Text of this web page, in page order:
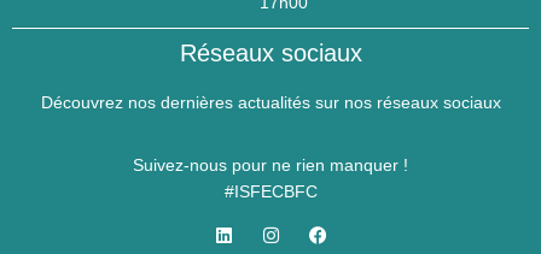
Réseaux sociaux
Découvrez nos dernières actualités sur nos réseaux sociaux
Suivez-nous pour ne rien manquer !
#ISFECBFC